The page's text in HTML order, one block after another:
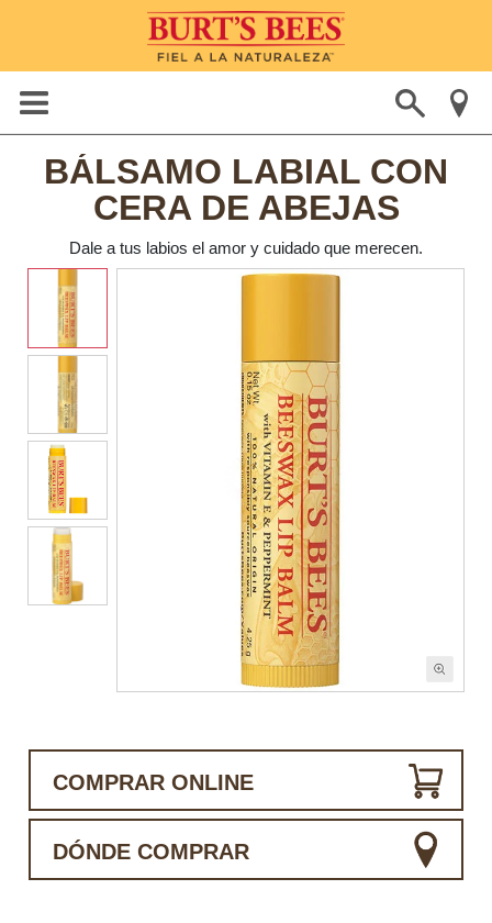
BÁLSAMO LABIAL CON
CERA DE ABEJAS
Dale a tus labios el amor y cuidado que merecen.
COMPRAR ONLINE
DÓNDE COMPRAR